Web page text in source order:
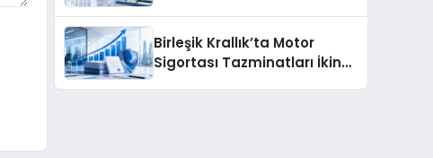
Birleşik Krallık’ta Motor
Sigortası Tazminatları İkinci